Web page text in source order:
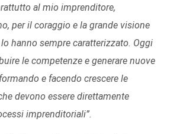
al mio imprenditore,
per il coraggio e la grande visione
hanno sempre caratterizzato. Oggi
le competenze e generare nuove
e facendo crescere le
devono essere direttamente
imprenditoriali”.